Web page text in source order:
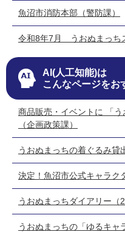
魚沼市消防本部（警防課）
令和8年7月 うおぬまっち
AI(人工知能)は
こんなページをお
商品販売・イベントに 「う
（企画政策課）
うおぬまっちの着ぐるみ貸
決定！魚沼市公式キャラク
うおぬまっちダイアリー（
うおぬまっちの「ゆるキャ